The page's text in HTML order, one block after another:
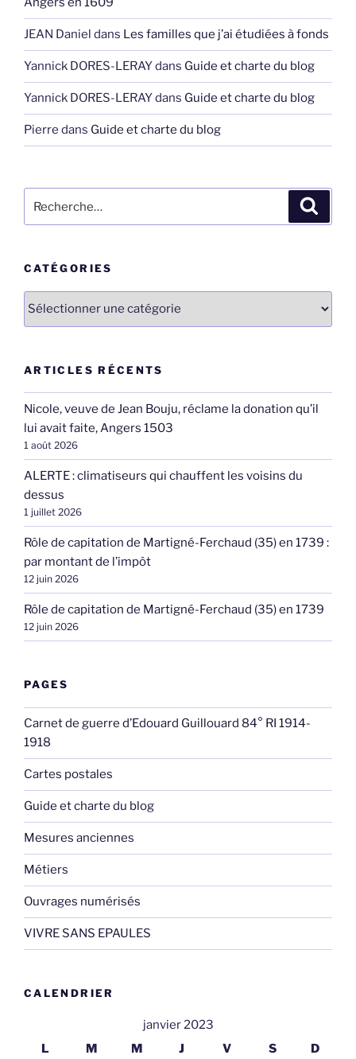
JEAN Daniel dans Les familles que j’ai étudiées à fonds
Yannick DORES-LERAYdans Guide et charte du blog
Yannick DORES-LERAYdans Guide et charte du blog
Pierre dans Guide et charte du blog
pour
CATÉGORIES
ARTICLES RÉCENTS
Nicole, veuve de Jean Bouju, réclame la donation qu’il
lui avait faite, Angers 1503
1 août 2026
ALERTE : climatiseurs qui chauffent les voisins du
dessus
1 juillet 2026
Rôle de capitation de Martigné-Ferchaud (35) en 1739 :
par montant de l’impôt
12 juin 2026
Rôle de capitation de Martigné-Ferchaud (35) en 1739
12 juin 2026
PAGES
Carnet de guerre d’Edouard Guillouard 84° RI 1914-
1918
Cartes postales
Guide et charte du blog
Mesures anciennes
Métiers
Ouvrages numérisés
VIVRE SANS EPAULES
CALENDRIER
janvier 2023
L
M M J V S D